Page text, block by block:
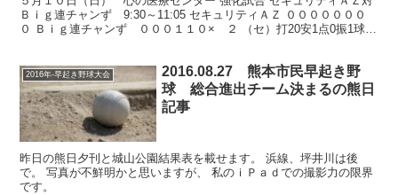
Ｂｉｇ連チャンず 9:30～11:05 セキュリティＡＺ ０００００００
０ Ｂｉｇ連チャンず ０００１１０× ２ （セ）打20安1点0振1球5
2016年-早起き野球大会
2016.08.27 熊本市民早起き野
球 総合進出チーム決まるの熊日
記事
昨日の熊日夕刊と城山公園結果表を載せます。 浜線、坪井川は後
で。 写真が不鮮明かと思いますが、 私のｉＰａｄでの撮影力の限界
です。